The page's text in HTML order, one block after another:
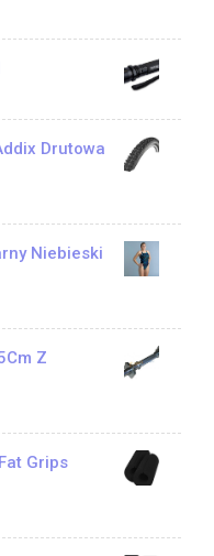
Drutowa
Niebieski
Z
Grips